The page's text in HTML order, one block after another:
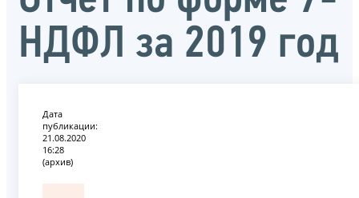
НДФЛ за 2019 год
Дата
публикации:
21.08.2020
16:28
(архив)